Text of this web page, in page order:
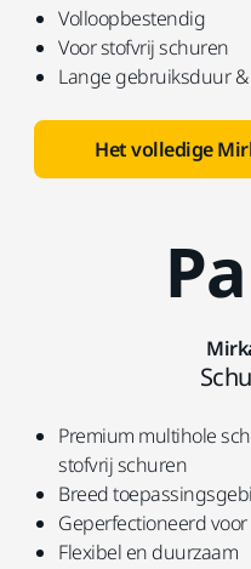
Volloopbestendig
Voor stofvrij schuren
Lange gebruiksduur
Het volledige
Premium multihole
stofvrij schuren
Breed
Geperfectioneerd
Flexibel en duurzaam